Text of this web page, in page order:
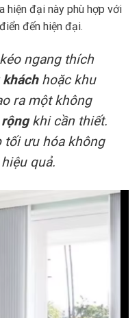
đại này phù hợp với
đến hiện đại.
ngang thích
hoặc khu
ra một không
khi cần thiết.
tối ưu hóa không
quả.